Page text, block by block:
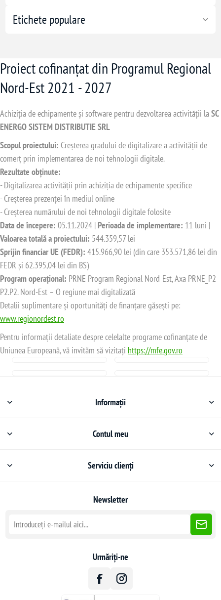
Etichete populare
Proiect cofinanțat din Programul Regional
Nord-Est 2021 - 2027
Achiziția de echipamente și software pentru dezvoltarea activității laSC
ENERGO SISTEM DISTRIBUTIE SRL
Scopul proiectului: Creșterea gradului de digitalizare a activității de
comerț prin implementarea de noi tehnologii digitale.
Rezultate obținute:
- Digitalizarea activității prin achiziția de echipamente specifice
- Creșterea prezenței în mediul online
- Creșterea numărului de noi tehnologii digitale folosite
Data de începere: 05.11.2024 | Perioada de implementare: 11 luni |
Valoarea totală a proiectului: 544.359,57 lei
Sprijin financiar UE (FEDR): 415.966,90 lei (din care 353.571,86 lei din
FEDR și 62.395,04 lei din BS)
Program operațional: PRNE Program Regional Nord-Est, Axa PRNE_P2
P2.P2. Nord-Est – O regiune mai digitalizată
Detalii suplimentare și oportunități de finanțare găsești pe:
www.regionordest.ro
Pentru informații detaliate despre celelalte programe cofinanțate de
Uniunea Europeană, vă invităm să vizitați https://mfe.gov.ro
Informații
Contul meu
Serviciu clienți
Newsletter
Urmăriți-ne